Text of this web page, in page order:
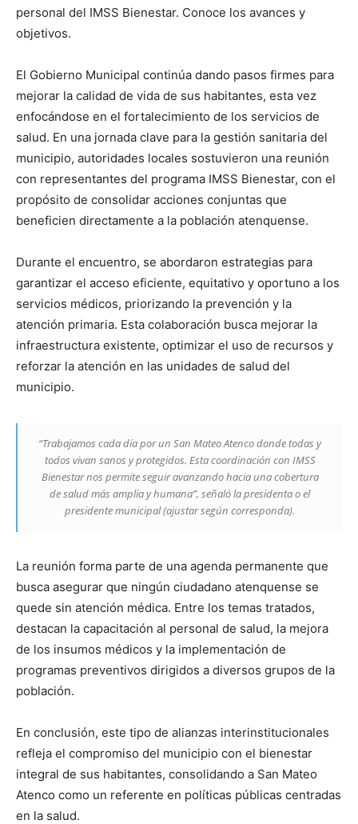
personal del IMSS Bienestar. Conoce los avances y
objetivos.
El Gobierno Municipal continúa dando pasos firmes para
mejorar la calidad de vida de sus habitantes, esta vez
enfocándose en el fortalecimiento de los servicios de
salud. En una jornada clave para la gestión sanitaria del
municipio, autoridades locales sostuvieron una reunión
con representantes del programa IMSS Bienestar, con el
propósito de consolidar acciones conjuntas que
beneficien directamente a la población atenquense.
Durante el encuentro, se abordaron estrategias para
garantizar el acceso eficiente, equitativo y oportuno a los
servicios médicos, priorizando la prevención y la
atención primaria. Esta colaboración busca mejorar la
infraestructura existente, optimizar el uso de recursos y
reforzar la atención en las unidades de salud del
municipio.
“Trabajamos cada día por un San Mateo Atenco donde todas y
todos vivan sanos y protegidos. Esta coordinación con IMSS
Bienestar nos permite seguir avanzando hacia una cobertura
de salud más amplia y humana”, señaló la presidenta o el
presidente municipal (ajustar según corresponda).
La reunión forma parte de una agenda permanente que
busca asegurar que ningún ciudadano atenquense se
quede sin atención médica. Entre los temas tratados,
destacan la capacitación al personal de salud, la mejora
de los insumos médicos y la implementación de
programas preventivos dirigidos a diversos grupos de la
población.
En conclusión, este tipo de alianzas interinstitucionales
refleja el compromiso del municipio con el bienestar
integral de sus habitantes, consolidando a San Mateo
Atenco como un referente en políticas públicas centradas
en la salud.